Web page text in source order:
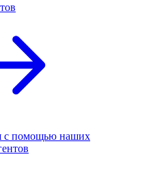
с помощью наших